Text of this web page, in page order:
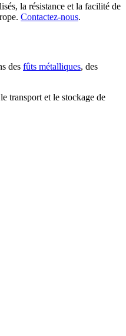
la résistance et la facilité de
Contactez-nous.
des fûts métalliques, des
transport et le stockage de